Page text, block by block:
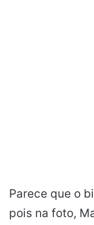
Parece que o
pois na foto,